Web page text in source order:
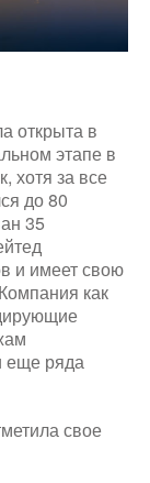
открыта в
этапе в
хотя за все
до 80
35
и имеет свою
как
еще ряда
свое